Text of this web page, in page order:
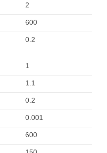
2
600
0.2
1
1.1
0.2
0.001
600